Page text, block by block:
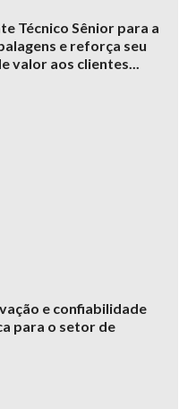
Técnico Sênior para a
e reforça seu
valor aos clientes...
e confiabilidade
para o setor de